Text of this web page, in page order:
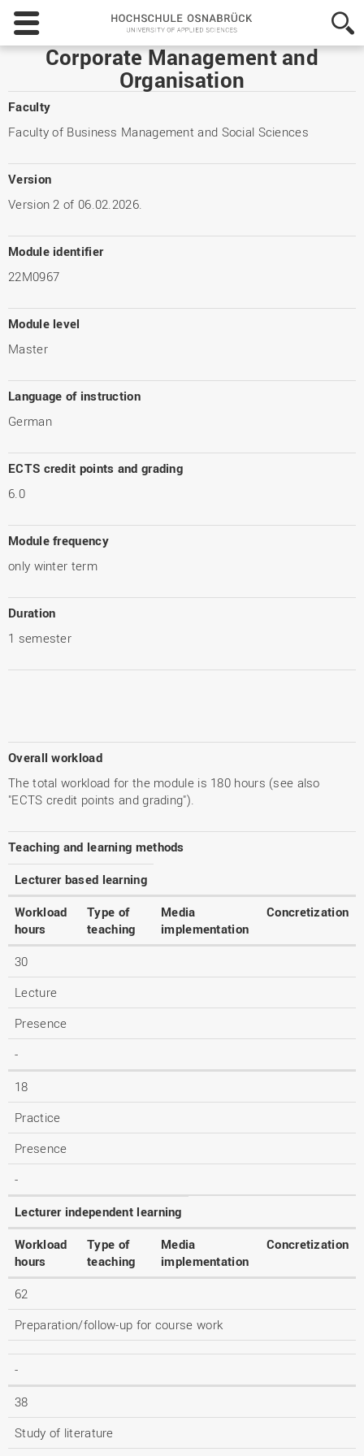
Hochschule
Osnabrück
-
University
Applied
Corporate Management and
Organisation
Faculty
Faculty of Business Management and Social Sciences
Version
Version 2 of 06.02.2026.
Module identifier
22M0967
Module level
Master
Language of instruction
German
ECTS credit points and grading
6.0
Module frequency
only winter term
Duration
1 semester
Overall workload
The total workload for the module is 180 hours (see also
"ECTS credit points and grading").
Teaching and learning methods
Lecturer based learning
Workload
hours
Type of
teaching
Media
implementation
Concretization
30
Lecture
Presence
-
18
Practice
Presence
-
Lecturer independent learning
Workload
hours
Type of
teaching
Media
implementation
Concretization
62
Preparation/follow-up for course work
-
38
Study of literature